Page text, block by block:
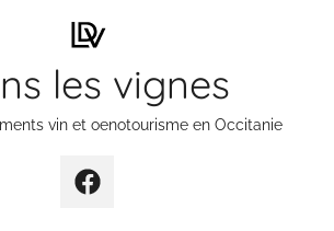
les vignes
vin et oenotourisme en Occitanie
Élément